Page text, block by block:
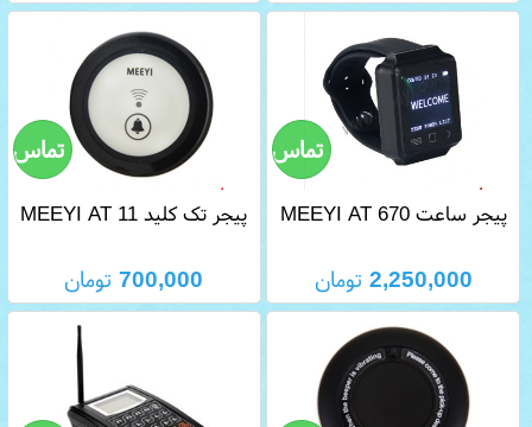
پیجر ساعت MEEYI AT 670
2,250,000 تومان
پیجر تک کلید MEEYI AT 11
700,000تومان